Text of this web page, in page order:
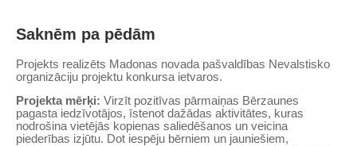
Saknēm pa pēdām
Projekts realizēts Madonas novada pašvaldības Nevalstisko
organizāciju projektu konkursa ietvaros.
Projekta mērķi: Virzīt pozitīvas pārmaiņas Bērzaunes
pagasta iedzīvotājos, īstenot dažādas aktivitātes, kuras
nodrošina vietējās kopienas saliedēšanos un veicina
piederības izjūtu. Dot iespēju bērniem un jauniešiem,